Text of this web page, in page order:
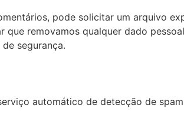
pode solicitar um arquivo
removamos qualquer dado
segurança.
automático de detecção de